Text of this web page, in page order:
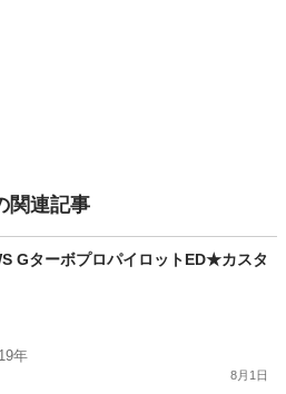
関連記事
GターボプロパイロットED★カスタ
年
8月1日